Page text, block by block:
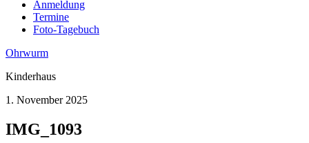
Anmeldung
Termine
Foto-Tagebuch
Ohrwurm
Kinderhaus
1. November 2025
IMG_1093